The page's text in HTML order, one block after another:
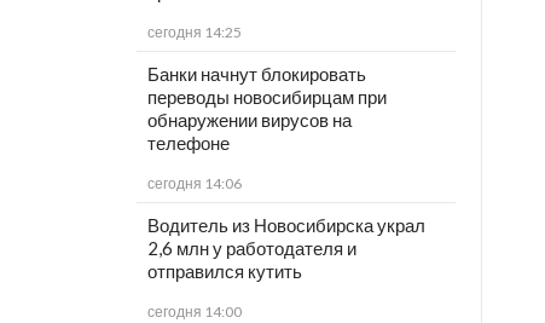
сегодня 14:25
Банки начнут блокировать
переводы новосибирцам при
обнаружении вирусов на
телефоне
сегодня 14:06
Водитель из Новосибирска украл
2,6 млн у работодателя и
отправился кутить
сегодня 14:00